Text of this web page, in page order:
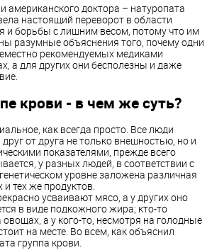
американского доктора – натуропата
настоящий переворот в области
и борьбы с лишним весом, потому что им
разумные объяснения того, почему одни
рекомендуемых медиками
а для других они бесполезны и даже
крови - в чем же суть?
как всегда просто. Все люди
от друга не только внешностью, но и
показателями, прежде всего
у разных людей, в соответствии с
уровне заложена различная
тех же продуктов.
усваивают мясо, а у других оно
в виде подкожного жира; кто-то
овощах, а у кого-то, несмотря на голодные
на месте. Во всем, как объяснил
группа крови